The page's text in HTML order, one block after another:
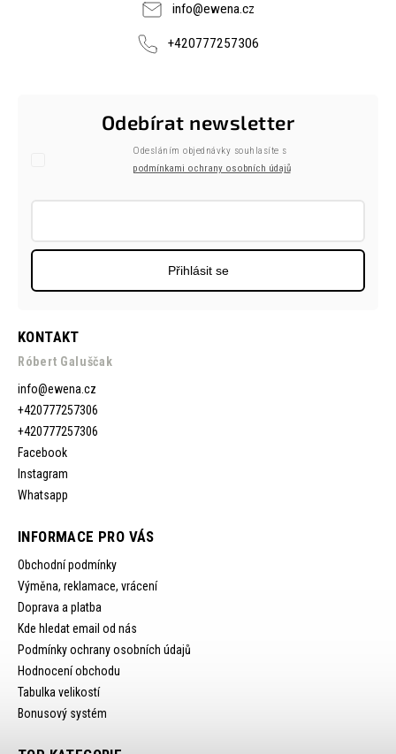
info@ewena.cz
+420777257306
KONTAKT
Róbert Galuščak
info@ewena.cz
+420777257306
+420777257306
Facebook
Instagram
Whatsapp
INFORMACE PRO VÁS
Obchodní podmínky
Výměna, reklamace, vrácení
Doprava a platba
Kde hledat email od nás
Podmínky ochrany osobních údajů
Hodnocení obchodu
Tabulka velikostí
Bonusový systém
Odebírat newsletter
Odesláním objednávky souhlasíte s
podmínkami ochrany osobních údajů
Přihlásit se